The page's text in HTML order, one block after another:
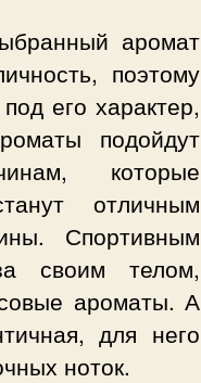
аромат
поэтому
его характер,
подойдут
которые
отличным
Спортивным
своим телом,
ароматы. А
для него
ноток.